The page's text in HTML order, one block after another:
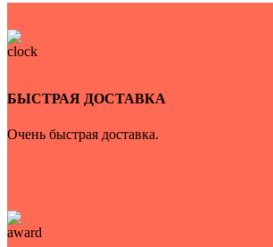
БЫСТРАЯ ДОСТАВКА
Очень быстрая доставка.